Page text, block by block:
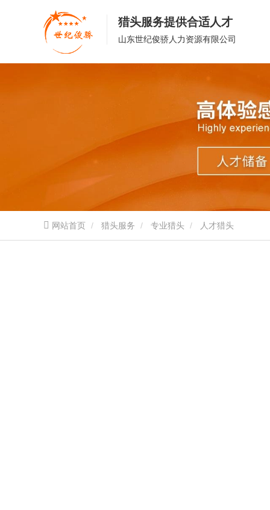
猎头服务提供合适人才
山东世纪俊骄人力资源有限公司
网站首页 猎头服务 专业猎头 人才猎头